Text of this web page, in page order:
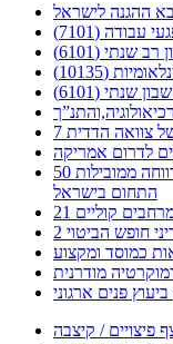
ההגנה לישראל
עבודה (7101)
רב שנתי (6101)
(10135)
שנתי (6101)
צוואה הדדית
לדרום אמריקה
50 טיפים ויותר לניהול חווית עובד, משאבי אנוש ורווחה ממובילות
התחום בישראל
קוליים
חופש הביטוי 2
כמוסד ומקצוע
מודרנית
פנים ארגוני